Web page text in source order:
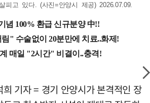
피고 있다. (사진=안양시 제공) 2026.07.09.
기자 = 경기 안양시가 본격적인 장